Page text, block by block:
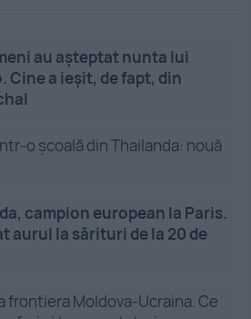
au așteptat nunta lui
Cine a ieșit, de fapt, din
o școală din Thailanda: nouă
campion european la Paris.
aurul la sărituri de la 20 de
frontiera Moldova-Ucraina. Ce